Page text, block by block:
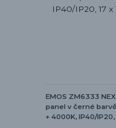
EMOS ZM6333
panel v černé
+ 4000K, IP40/IP20,